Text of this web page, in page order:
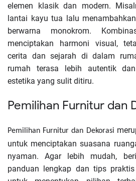
elemen klasik dan modern.
lantai kayu tua lalu
berwarna monokrom.
menciptakan harmoni visual,
cerita dan sejarah di dalam
rumah terasa lebih autentik
estetika yang sulit ditiru.
Pemilihan Furnitur dan
Pemilihan Furnitur dan Dekorasi
untuk menciptakan suasana
nyaman. Agar lebih mudah,
panduan lengkap dan tips